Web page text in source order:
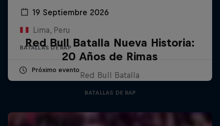
19 Septiembre 2026
Lima, Peru
BATALLAS DE RAP
Próximo evento
Red Bull Batalla Nueva Historia:
20 Años de Rimas
Red Bull Batalla
BATALLAS DE RAP